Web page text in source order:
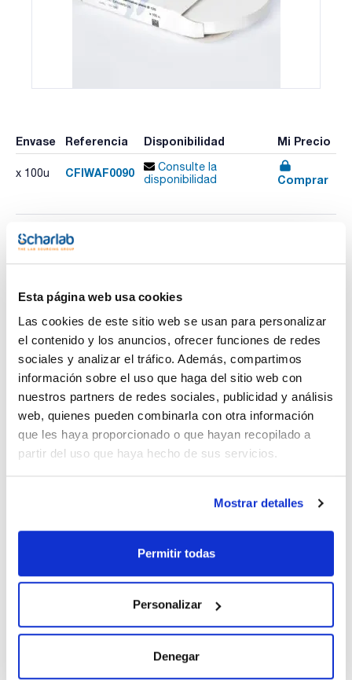
Esta página web usa cookies
Las cookies de este sitio web se usan para personalizar
el contenido y los anuncios, ofrecer funciones de redes
sociales y analizar el tráfico. Además, compartimos
información sobre el uso que haga del sitio web con
nuestros partners de redes sociales, publicidad y análisis
web, quienes pueden combinarla con otra información
que les haya proporcionado o que hayan recopilado a
partir del uso que haya hecho de sus servicios.
Mostrar detalles
Permitir todas
Personalizar
Denegar
Envase Referencia Disponibilidad Mi Precio
x 100u CFIWAF0090
Consulte la
disponibilidad
Comprar
Imprimir ficha de
producto
Diámetro (mm) : 90
Retención típica (µm) : 25-30
Plano/Plegado : Plano
Pack (u.) : 100
Papeles de filtro para análisis cuantitativos y gravimétricos.
Fabricados con celulosa de alta pureza, con un contenido en
cenizas inferior al 0,01%.
Ver más
Documentación técnica
TDS / Ficha técnica
COA
descargas
Los productos marcados con esta imagen son
listos para una entrega inmediata.